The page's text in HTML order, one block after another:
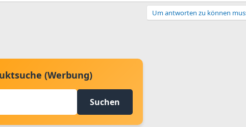
Um antworten zu können
(Werbung)
Suchen